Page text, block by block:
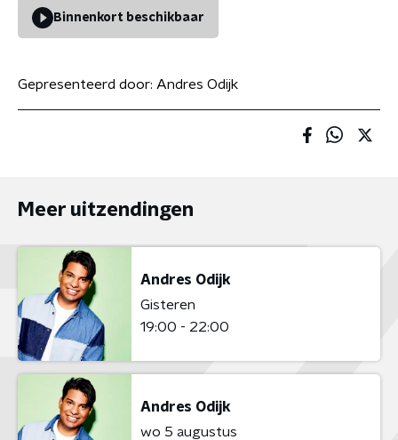
Binnenkort beschikbaar
Gepresenteerd door: Andres Odijk
Meer uitzendingen
Andres Odijk
Gisteren
19:00 - 22:00
Andres Odijk
wo 5 augustus